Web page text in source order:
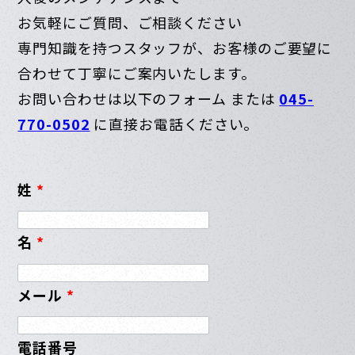
お気軽にご質問、ご相談ください
専門知識を持つスタッフが、お客様のご要望に
合わせて丁寧にご案内いたします。
お問い合わせは以下のフォーム または 045-
770-0502 に直接お電話ください。
姓 *
名 *
メール *
電話番号